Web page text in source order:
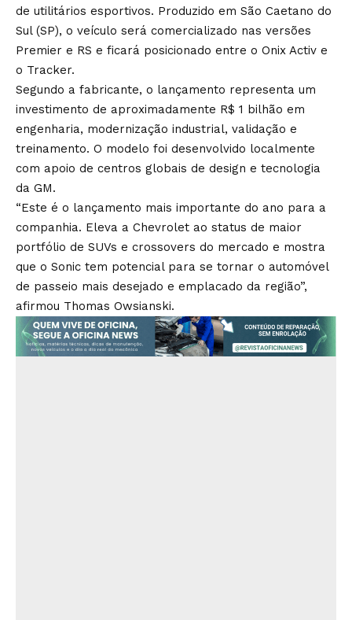
de utilitários esportivos. Produzido em São Caetano do
Sul (SP), o veículo será comercializado nas versões
Premier e RS e ficará posicionado entre o Onix Activ e
o Tracker.
Segundo a fabricante, o lançamento representa um
investimento de aproximadamente R$ 1 bilhão em
engenharia, modernização industrial, validação e
treinamento. O modelo foi desenvolvido localmente
com apoio de centros globais de design e tecnologia
da GM.
“Este é o lançamento mais importante do ano para a
companhia. Eleva a Chevrolet ao status de maior
portfólio de SUVs e crossovers do mercado e mostra
que o Sonic tem potencial para se tornar o automóvel
de passeio mais desejado e emplacado da região”,
afirmou Thomas Owsianski.